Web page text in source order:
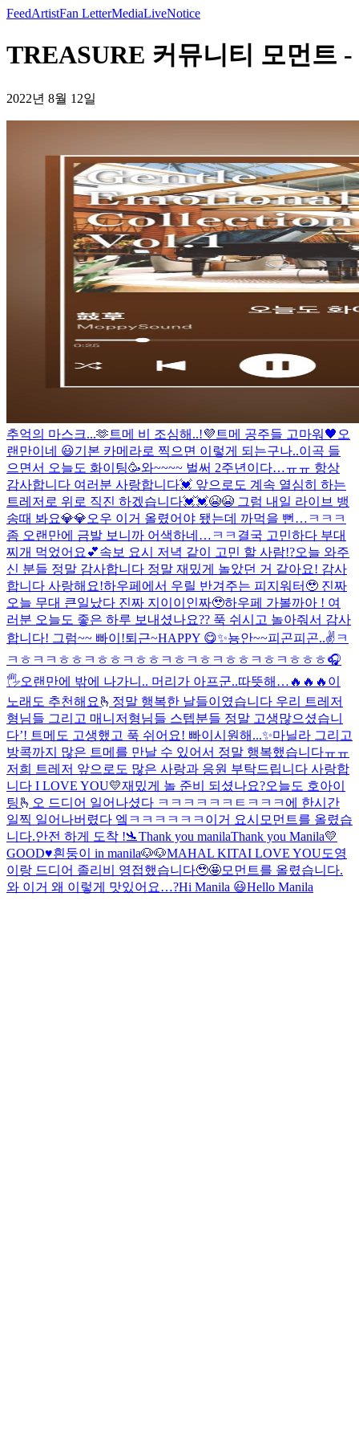
FeedArtistFan LetterMediaLiveNotice
TREASURE 커뮤니티 모먼트 -
2022년 8월 12일
추억의 마스크...🫶 트메 비 조심해..!💜 트메 공주들 고마워🖤 오
랜만이네 😃기본 카메라로 찍으면 이렇게 되는구나..이곡 들
으면서 오늘도 화이팅🥳와~~~~ 벌써 2주년이다…ㅠㅠ 항상
감사합니다 여러분 사랑합니다💓 앞으로도 계속 열심히 하는
트레저로 위로 직진 하겠습니다💓💓😭😭 그럼 내일 라이브 뱅
송때 봐요💎💎오우 이거 올렸어야 됐는데 까먹을 뻔…ㅋㅋㅋ
좀 오랜만에 금발 보니까 어색하네…ㅋㅋ 결국 고민하다 부대
찌개 먹었어요💕속보 요시 저녁 같이 고민 할 사람!?오늘 와주
신 분들 정말 감사합니다 정말 재밌게 놀았던 거 같아요! 감사
합니다 사랑해요!하우페에서 우릴 반겨주는 피지워터🥹 진짜
오늘 무대 큰일났다 진짜 지이이인짜🥹하우페 가볼까아 ! 여
러분 오늘도 좋은 하루 보내셨나요?? 푹 쉬시고 놀아줘서 감사
합니다! 그럼~~ 빠이!퇴근~HAPPY 😋✨뇽안~~피곤피곤..✌️ ㅋ
ㅋㅎㅋㅋㅎㅎㅋㅎㅎㅋㅎㅎㅋㅎㅋㅎㅋㅎㅎㅋㅎㅋㅎㅎㅎ🎧
🖐오랜만에 밖에 나가니.. 머리가 아프군..따뜻해… 🔥🔥🔥 이
노래도 추천해요🫰 정말 행복한 날들이였습니다 우리 트레저
형님들 그리고 매니저형님들 스텝분들 정말 고생많으셨습니
다’! 트메도 고생했고 푹 쉬어요! 빠이 시원해...✨마닐라 그리고
방콕까지 많은 트메를 만날 수 있어서 정말 행복했습니다ㅠㅠ
저희 트레저 앞으로도 많은 사랑과 응원 부탁드립니다 사랑합
니다 I LOVE YOU💛재밌게 놀 준비 되셨나요?오늘도 호아이
팅🫰 오 드디어 일어나셨다 ㅋㅋㅋㅋㅋㅋㅌㅋㅋㅋ 에 한시간
일찍 일어나버렸다 엨ㅋㅋㅋㅋㅋㅋ이거 요시 모먼트를 올렸습
니다.안전 하게 도착 !🛬Thank you manilaThank you Manila💛
GOOD♥️흰둥이 in manila🐶🐶MAHAL KITAI LOVE YOU도영
이랑 드디어 졸리비 영접했습니다🥹🤩모먼트를 올렸습니다.
와 이거 왜 이렇게 맛있어요…?Hi Manila 😃Hello Manila